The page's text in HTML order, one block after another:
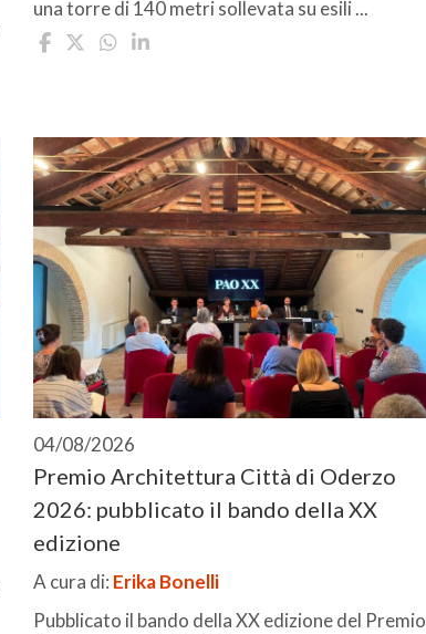
una torre di 140 metri sollevata su esili ...
04/08/2026
Premio Architettura Città di Oderzo
2026: pubblicato il bando della XX
edizione
A cura di: Erika Bonelli
Pubblicato il bando della XX edizione del Premio